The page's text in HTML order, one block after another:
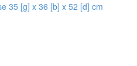
35 [g] x 36 [b] x 52 [d] cm